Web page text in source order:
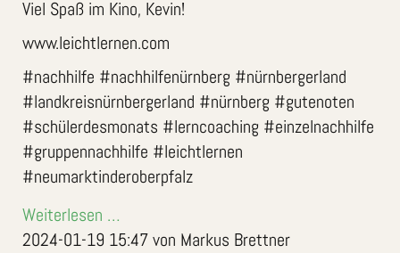
Viel Spaß im Kino, Kevin!
www.leichtlernen.com
#nachhilfe #nachhilfenürnberg #nürnbergerland
#landkreisnürnbergerland #nürnberg #gutenoten
#schülerdesmonats #lerncoaching #einzelnachhilfe
#gruppennachhilfe #leichtlernen
#neumarktinderoberpfalz
Weiterlesen …
2024-01-19 15:47von Markus Brettner